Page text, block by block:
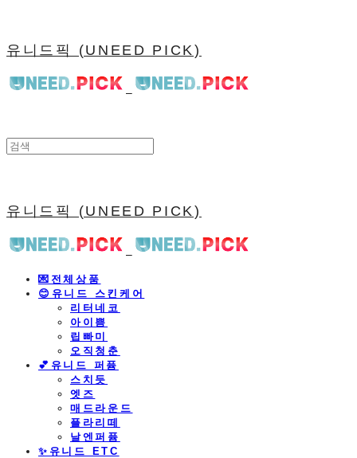
유니드픽 (UNEED PICK)
유니드픽 (UNEED PICK)
💌전체상품
😊유니드 스킨케어
리터네코
아이쁨
립빠미
오직청춘
💕유니드 퍼퓸
스치듯
엣즈
매드라운드
플라리떼
날엔퍼퓸
​✨유니드 ETC